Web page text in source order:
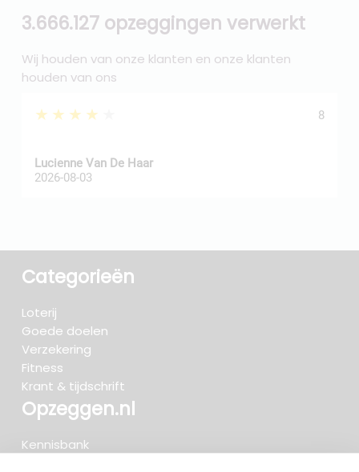
3.666.127 opzeggingen verwerkt
Wij houden van onze klanten en onze klanten
houden van ons
★★★★★ 8
Lucienne Van De Haar
2026-08-03
Categorieën
Loterij
Goede doelen
Verzekering
Fitness
Krant & tijdschrift
Opzeggen.nl
Kennisbank